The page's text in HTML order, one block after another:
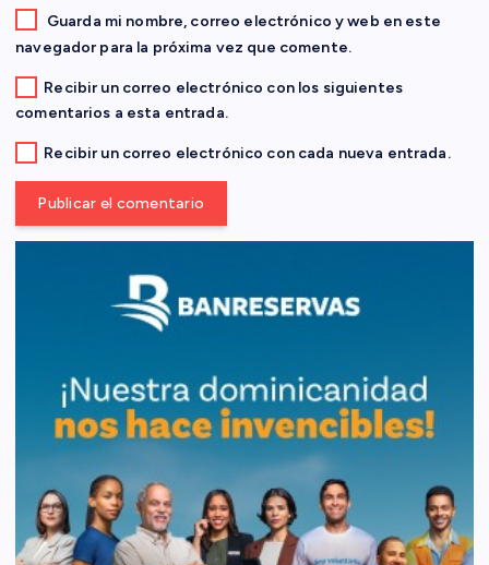
d
a
s
Guarda mi nombre, correo electrónico y web en este
navegador para la próxima vez que comente.
Recibir un correo electrónico con los siguientes
comentarios a esta entrada.
Recibir un correo electrónico con cada nueva entrada.